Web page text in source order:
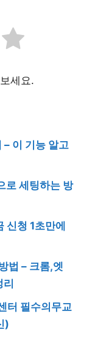
세요.
– 이 기능 알고
로 세팅하는 방
신청 1초만에
법 – 크롬,엣
터 필수의무교
)